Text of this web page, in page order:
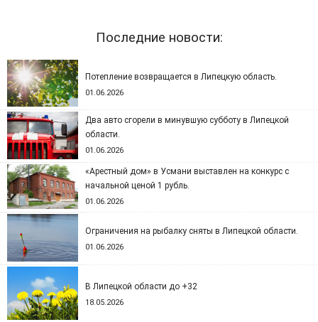
Последние новости:
Потепление возвращается в Липецкую область.
01.06.2026
Два авто сгорели в минувшую субботу в Липецкой
области.
01.06.2026
«Арестный дом» в Усмани выставлен на конкурс с
начальной ценой 1 рубль.
01.06.2026
Ограничения на рыбалку сняты в Липецкой области.
01.06.2026
В Липецкой области до +32
18.05.2026